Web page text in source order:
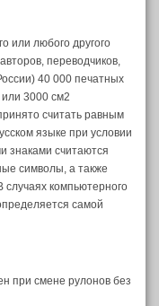
или любого другого
переводчиков,
40 000 печатных
или 3000 см2
считать равным
языке при условии
знаками считаются
символы, а также
компьютерного
самой
при смене рулонов без